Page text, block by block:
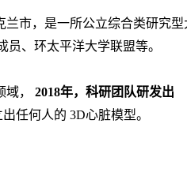
兰市，是一所公立综合类研究型
员、环太平洋大学联盟等。
域， 2018年，科研团队研发出
任何人的 3D心脏模型。